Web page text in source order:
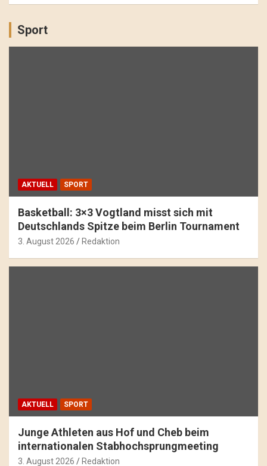
Sport
AKTUELL SPORT
Basketball: 3×3 Vogtland misst sich mit
Deutschlands Spitze beim Berlin Tournament
3. August 2026 Redaktion
AKTUELL SPORT
Junge Athleten aus Hof und Cheb beim
internationalen Stabhochsprungmeeting
3. August 2026 Redaktion